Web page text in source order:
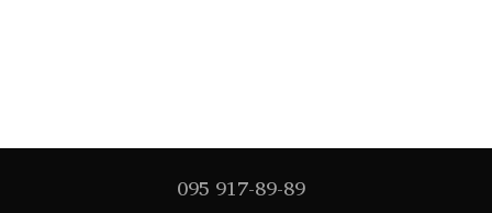
095 917-89-89